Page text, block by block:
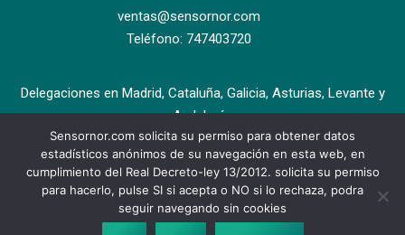
ventas@sensornor.com
Teléfono: 747403720
Delegaciones en Madrid, Cataluña, Galicia, Asturias, Levante y
Andalucía.
Sensornor.com solicita su permiso para obtener datos
estadísticos anónimos de su navegación en esta web, en
cumplimiento del Real Decreto-ley 13/2012. solicita su permiso
para hacerlo, pulse SI si acepta o NO si lo rechaza, podra
seguir navegando sin cookies